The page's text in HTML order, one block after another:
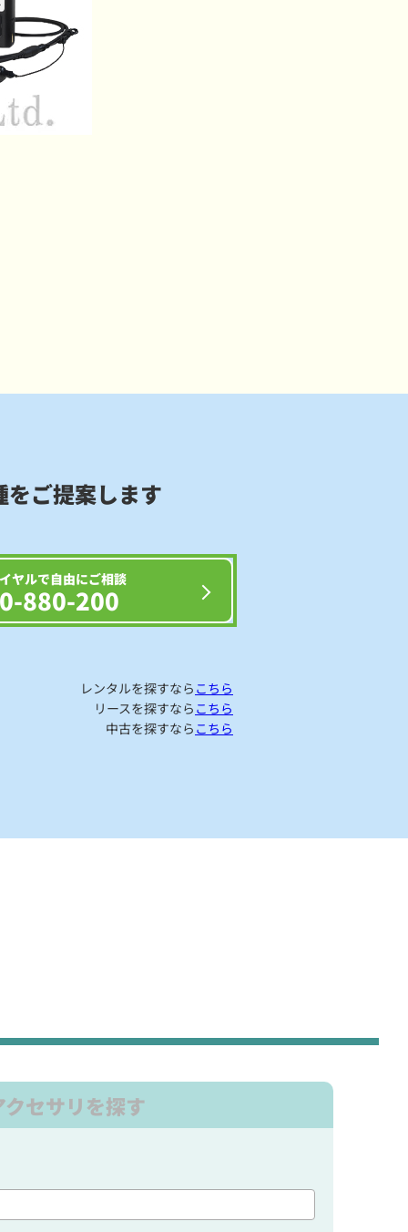
をご提案します
ヤルで自由にご相談
880-200
レンタルを探すなら こちら
リースを探すなら こちら
中古を探すなら こちら
クセサリを探す